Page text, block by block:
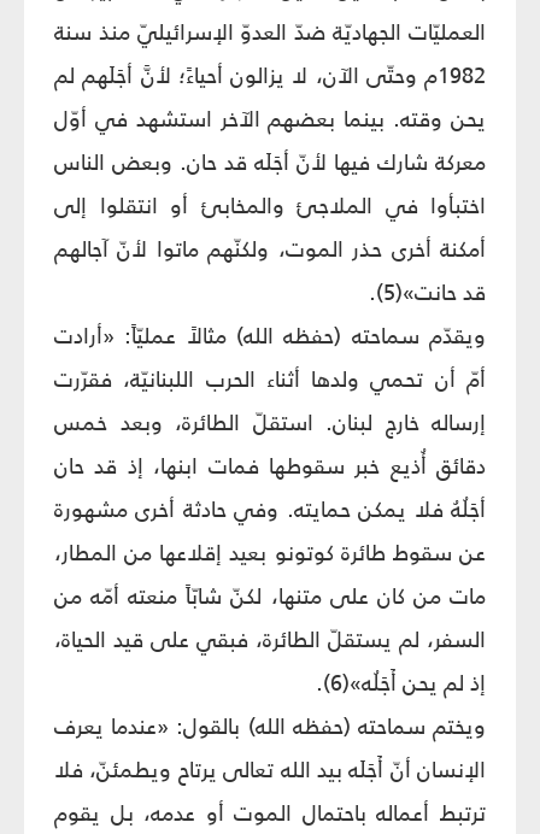
العمليّات الجهاديّة ضدّ العدوّ الإسرائيليّ منذ سنة
1982م وحتّى الآن، لا يزالون أحياءً؛ لأنَّ أجَلَهم لم
يحن وقته. بينما بعضهم الآخر استشهد في أوّل
معركة شارك فيها لأنّ أجَلَه قد حان. وبعض الناس
اختبأوا في الملاجئ والمخابئ أو انتقلوا إلى
أمكنة أخرى حذر الموت، ولكنّهم ماتوا لأنّ آجالهم
قد حانت»(5).
ويقدّم سماحته (حفظه الله) مثالاً عمليّاً: «أرادت
أمّ أن تحمي ولدها أثناء الحرب اللبنانيّة، فقرّرت
إرساله خارج لبنان. استقلّ الطائرة، وبعد خمس
دقائق أُذيع خبر سقوطها فمات ابنها، إذ قد حان
أجَلُهُ فلا يمكن حمايته. وفي حادثة أخرى مشهورة
عن سقوط طائرة كوتونو بعيد إقلاعها من المطار،
مات من كان على متنها، لكنّ شابّاً منعته أمّه من
السفر، لم يستقلّ الطائرة، فبقي على قيد الحياة،
إذ لم يحن أَجَلُه»(6).
ويختم سماحته (حفظه الله) بالقول: «عندما يعرف
الإنسان أنّ أَجَلَه بيد الله تعالى يرتاح ويطمئنّ، فلا
ترتبط أعماله باحتمال الموت أو عدمه، بل يقوم